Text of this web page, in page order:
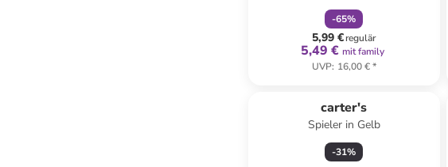
-65%
5,99 €regulär
5,49 € mit family
UVP: 16,00 €*
carter's
Spieler in Gelb
-31%